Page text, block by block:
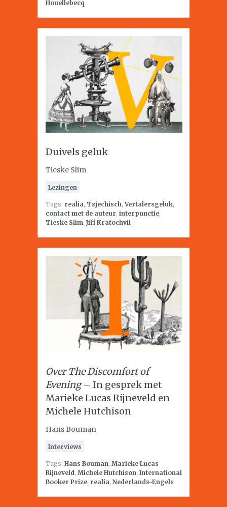
Houellebecq
Duivels geluk
Tieske Slim
Lezingen
Tags: realia, Tsjechisch,Vertalersgeluk,
contact met de auteur, interpunctie,
Tieske Slim, Jiří Kratochvil
Over The Discomfort of
Evening– In gesprek met
Marieke Lucas Rijneveld en
Michele Hutchison
Hans Bouman
Interviews
Tags: Hans Bouman, Marieke Lucas
Rijneveld, Michele Hutchison, International
Booker Prize, realia, Nederlands-Engels